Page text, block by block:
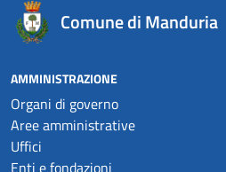
Comune di Manduria
AMMINISTRAZIONE
Organi di governo
Aree amministrative
Uffici
Enti e fondazioni